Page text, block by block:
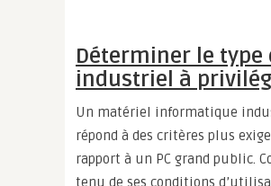
Déterminer le type
industriel à
Un matériel informatique
répond à des critères plus
rapport à un PC grand public.
tenu de ses conditions